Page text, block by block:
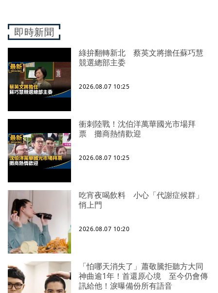
即時新聞
綠拚翻轉新北 蔡英文將擔任蘇巧慧
競選總部主委
2026.08.07 10:25
衝刺陸戰！沈伯洋萬華國光市場拜
票 攤商熱情歡迎
2026.08.07 10:25
吃宵夜喝飲料 小心「代謝症候群」
悄上門
2026.08.07 10:20
「怕哪天消失了」蕭敬騰拒聽方大同
神曲逾1年！首還原心境 至今仍會傳
訊給他！淚曝備份所有語音